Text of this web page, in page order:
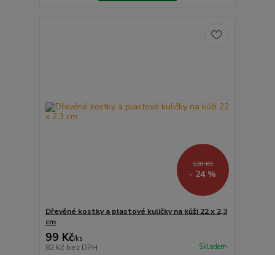
130 Kč
- 24 %
Dřevěné kostky a plastové kuličky na kůži 22 x 2,3
cm
99 Kč/ks
82 Kč bez DPH Skladem